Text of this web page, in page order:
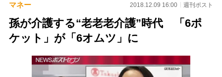
マネー 2018.12.09 16:00 週刊ポスト
孫が介護する“老老老介護”時代 「6ポ
ケット」が「6オムツ」に